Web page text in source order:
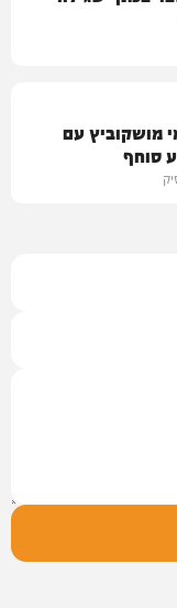
מושקוביץ עם
סוחף